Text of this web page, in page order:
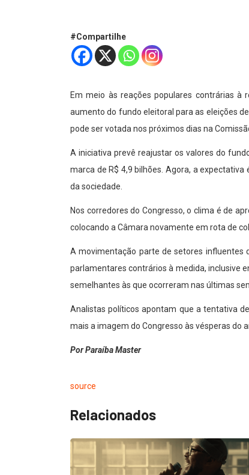
#Compartilhe
Em meio às reações populares contrárias à
aumento do fundo eleitoral para as eleições
pode ser votada nos próximos dias na
A iniciativa prevê reajustar os valores do
marca de R$ 4,9 bilhões. Agora, a
da sociedade.
Nos corredores do Congresso, o clima é de
colocando a Câmara novamente em rota de
A movimentação parte de setores influentes
parlamentares contrários à medida, inclusive
semelhantes às que ocorreram nas últimas
Analistas políticos apontam que a tentativa
mais a imagem do Congresso às vésperas do
Por Paraíba Master
source
Relacionados